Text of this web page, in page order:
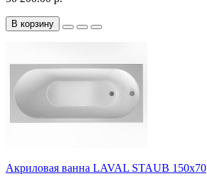
В корзину
Акриловая ванна LAVAL STAUB 150х70